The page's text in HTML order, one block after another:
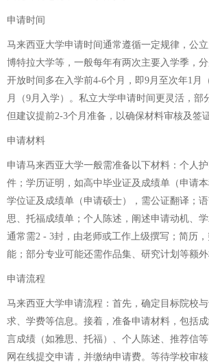
申请时间
马来西亚大学申请时间通常遵循一定规律，公立
博特拉大学等，一般每年有两次主要入学季，
开放时间多在入学前4-6个月，即9月至次年1月
月（9月入学）。私立大学申请时间更灵活，部
但建议提前2-3个月准备，以确保材料审核及签
申请材料
申请马来西亚大学一般需准备以下材料：个人
件；学历证明，如高中毕业证及成绩单（申请本
学位证及成绩单（申请硕士），需公证翻译；
思、托福成绩单；个人陈述，阐述申请动机、
通常需2 - 3封，由老师或工作上级撰写；简历
能；部分专业可能还需作品集、研究计划等额外
申请流程
马来西亚大学申请流程：首先，确定目标院校
求、学费等信息。接着，准备申请材料，包括
言成绩（如雅思、托福）、个人陈述、推荐信
网在线提交申请，并缴纳申请费。等待学校审